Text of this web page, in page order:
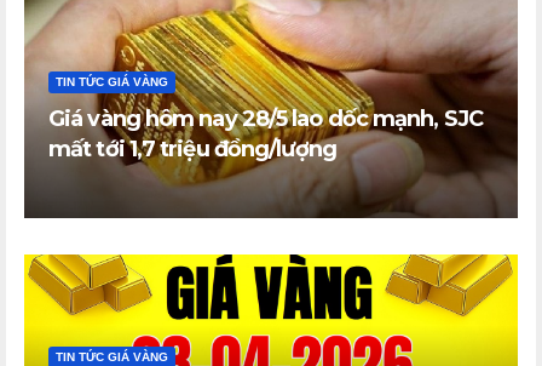
TIN TỨC GIÁ VÀNG
Giá vàng hôm nay 28/5 lao dốc mạnh, SJC
mất tới 1,7 triệu đồng/lượng
TIN TỨC GIÁ VÀNG